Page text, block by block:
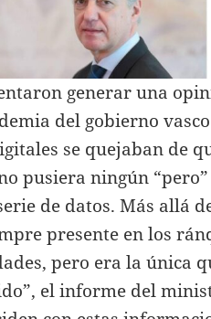
generar una
del gobierno
se quejaban de
pusiera ningún
de datos. Más allá
presente en los
pero era la única
el informe del